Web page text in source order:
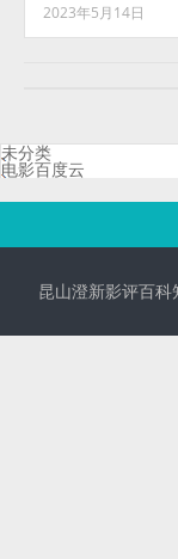
2023年5月14日
未分类
电影百度云
昆山澄新影评百科